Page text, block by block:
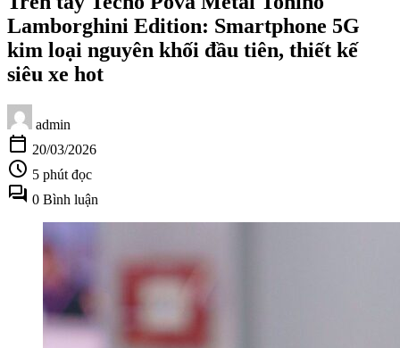
Lamborghini Edition: Smartphone 5G
kim loại nguyên khối đầu tiên, thiết kế
siêu xe hot
admin
calendar_today 20/03/2026
schedule 5 phút đọc
forum 0 Bình luận